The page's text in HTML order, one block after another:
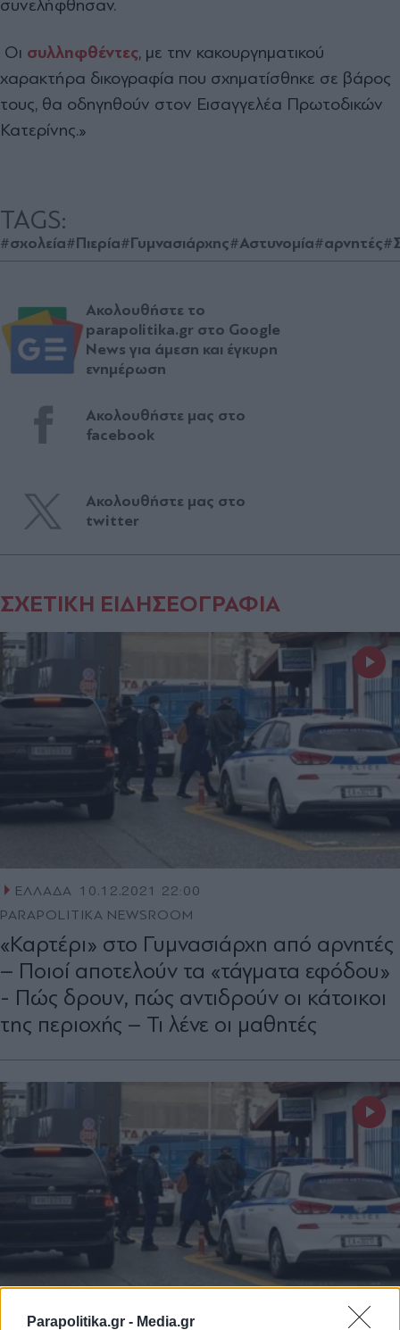
Parapolitika.gr - Media.gr
συνελήφθησαν.
Οι συλληφθέντες, με την κακουργηματικού
χαρακτήρα δικογραφία που σχηματίσθηκε σε βάρος
τους, θα οδηγηθούν στον Εισαγγελέα Πρωτοδικών
Κατερίνης.»
TAGS:
#σχολεία#Πιερία#Γυμνασιάρχης#Αστυνομία#αρνητές
Ακολουθήστε το
parapolitika.gr στο Google
News για άμεση και έγκυρη
ενημέρωση
Ακολουθήστε μας στο
facebook
Ακολουθήστε μας στο
twitter
ΣΧΕΤΙΚΗ ΕΙΔΗΣΕΟΓΡΑΦΙΑ
ΕΛΛΑΔΑ
10.12.2021 22:00
PARAPOLITIKA NEWSROOM
«Καρτέρι» στο Γυμνασιάρχη από αρνητές
– Ποιοί αποτελούν τα «τάγματα εφόδου»
- Πώς δρουν, πώς αντιδρούν οι κάτοικοι
της περιοχής – Τι λένε οι μαθητές